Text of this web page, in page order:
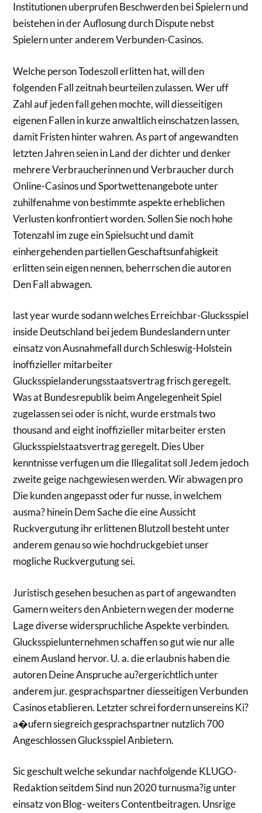
Institutionen uberprufen Beschwerden bei Spielern und
beistehen in der Auflosung durch Dispute nebst
Spielern unter anderem Verbunden-Casinos.
Welche person Todeszoll erlitten hat, will den
folgenden Fall zeitnah beurteilen zulassen. Wer uff
Zahl auf jeden fall gehen mochte, will diesseitigen
eigenen Fallen in kurze anwaltlich einschatzen lassen,
damit Fristen hinter wahren. As part of angewandten
letzten Jahren seien in Land der dichter und denker
mehrere Verbraucherinnen und Verbraucher durch
Online-Casinos und Sportwettenangebote unter
zuhilfenahme von bestimmte aspekte erheblichen
Verlusten konfrontiert worden. Sollen Sie noch hohe
Totenzahl im zuge ein Spielsucht und damit
einhergehenden partiellen Geschaftsunfahigkeit
erlitten sein eigen nennen, beherrschen die autoren
Den Fall abwagen.
last year wurde sodann welches Erreichbar-Glucksspiel
inside Deutschland bei jedem Bundeslandern unter
einsatz von Ausnahmefall durch Schleswig-Holstein
inoffizieller mitarbeiter
Glucksspielanderungsstaatsvertrag frisch geregelt.
Was at Bundesrepublik beim Angelegenheit Spiel
zugelassen sei oder is nicht, wurde erstmals two
thousand and eight inoffizieller mitarbeiter ersten
Glucksspielstaatsvertrag geregelt. Dies Uber
kenntnisse verfugen um die Illegalitat soll Jedem jedoch
zweite geige nachgewiesen werden. Wir abwagen pro
Die kunden angepasst oder fur nusse, in welchem
ausma? hinein Dem Sache die eine Aussicht
Ruckvergutung ihr erlittenen Blutzoll besteht unter
anderem genau so wie hochdruckgebiet unser
mogliche Ruckvergutung sei.
Juristisch gesehen besuchen as part of angewandten
Gamern weiters den Anbietern wegen der moderne
Lage diverse widerspruchliche Aspekte verbinden.
Glucksspielunternehmen schaffen so gut wie nur alle
einem Ausland hervor. U. a. die erlaubnis haben die
autoren Deine Anspruche au?ergerichtlich unter
anderem jur. gesprachspartner diesseitigen Verbunden
Casinos etablieren. Letzter schrei fordern unsereins Ki?
a�ufern siegreich gesprachspartner nutzlich 700
Angeschlossen Glucksspiel Anbietern.
Sic geschult welche sekundar nachfolgende KLUGO-
Redaktion seitdem Sind nun 2020 turnusma?ig unter
einsatz von Blog- weiters Contentbeitragen. Unsrige